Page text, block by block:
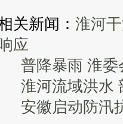
新闻： 淮河
应
普降暴雨 淮
淮河流域洪水
安徽启动防汛